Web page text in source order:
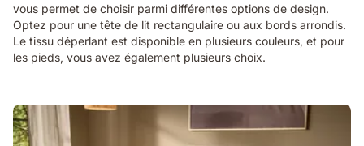
vous permet de choisir parmi différentes options de design.
Optez pour une tête de lit rectangulaire ou aux bords arrondis.
Le tissu déperlant est disponible en plusieurs couleurs, et pour
les pieds, vous avez également plusieurs choix.